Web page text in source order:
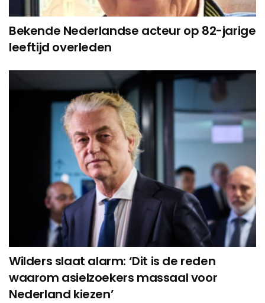
Bekende Nederlandse acteur op 82-jarige
leeftijd overleden
Wilders slaat alarm: ‘Dit is de reden
waarom asielzoekers massaal voor
Nederland kiezen’